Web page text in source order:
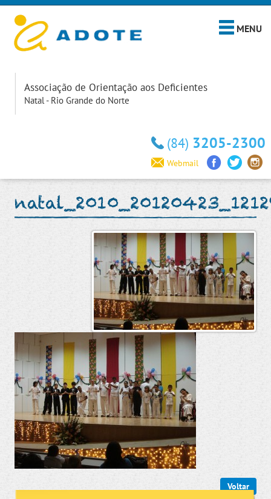
MENU
Associação de Orientação aos Deficientes
Natal - Rio Grande do Norte
(84) 3205-2300
Webmail
Voltar